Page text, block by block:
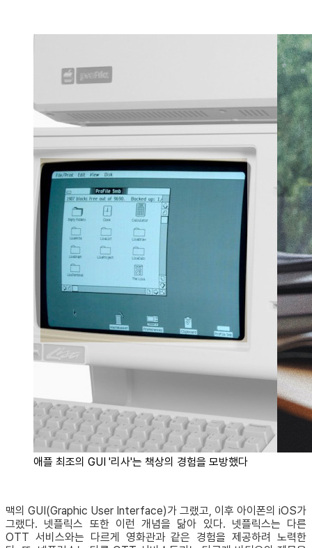
애플 최조의 GUI '리사'는 책상의 경험을 모방했다
맥의 GUI(Graphic User Interface)가 그랬고, 이후 아이폰의 iOS가
그랬다. 넷플릭스 또한 이런 개념을 닮아 있다. 넷플릭스는 다른
OTT 서비스와는 다르게 영화관과 같은 경험을 제공하려 노력한